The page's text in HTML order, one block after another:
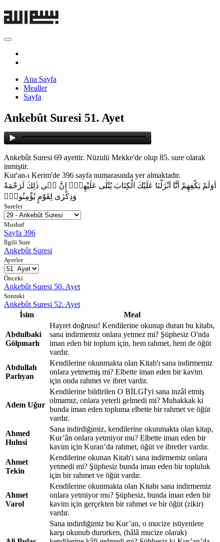
Ana Sayfa
Mealler
Sayfa
Ankebût Suresi 51. Ayet
Ankebût Suresi 69 ayettir. Nüzulü Mekke'de olup 85. sure olarak
inmiştir.
Kur'an-ı Kerim'de 396 sayfa numarasında yer almaktadır.
اَوَلَمْ يَكْفِهِمْ اَنَّٓا اَنْزَلْنَا عَلَيْكَ الْكِتَابَ يُتْلٰى عَلَيْهِمْۜ اِنَّ ف۪ي ذٰلِكَ لَرَحْمَةً
وَذِكْرٰى لِقَوْمٍ يُؤْمِنُونَ۟
Sureler
Mushaf
Sayfa 396
İlgili Sure
Ankebût Suresi
Ayetler
Önceki
Ankebût Suresi 50. Ayet
Sonraki
Ankebût Suresi 52. Ayet
İsim
Meal
Abdulbaki
Gölpınarlı
Hayret doğrusu! Kendilerine okunup duran bu kitabı,
sana indirmemiz onlara yetmez mi? Şüphesiz O'nda
iman eden bir toplum için, hem rahmet, hem de öğüt
vardır.
Abdullah
Parlıyan
Kendilerine okunmakta olan Kitab'ı sana indirmemiz
onlara yetmemiş mi? Elbette iman eden bir kavim
için onda rahmet ve ibret vardır.
Adem Uğur
Kendilerine bildirilen O BİLGİ'yi sana inzâl etmiş
olmamız, onlara yeterli gelmedi mi? Muhakkak ki
bunda iman eden topluma elbette bir rahmet ve öğüt
vardır.
Ahmed
Hulusi
Sana indirdiğimiz, kendilerine okunmakta olan kitap,
Kur’ân onlara yetmiyor mu? Elbette iman eden bir
kavim için Kuran’da rahmet, öğüt ve ibretler vardır.
Ahmet
Tekin
Kendilerine okunan Kitab'ı sana indirmemiz onlara
yetmedi mi? Şüphesiz bunda iman eden bir topluluk
için bir rahmet ve öğüt vardır.
Ahmet
Varol
Kendilerine okunmakta olan Kitabı sana indirmemiz
onlara yetmiyor mu? Şüphesiz, bunda iman eden bir
kavim için gerçekten bir rahmet ve bir öğüt (zikir)
vardır.
Sana indirdiğimiz bu Kur’an, o mucize istiyenlere
karşı okunub dururken, (hâlâ mucize olarak)